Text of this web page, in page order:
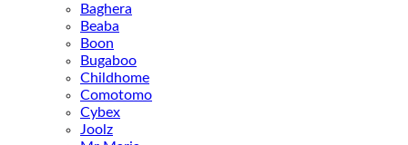
Baghera
Beaba
Boon
Bugaboo
Childhome
Comotomo
Cybex
Joolz